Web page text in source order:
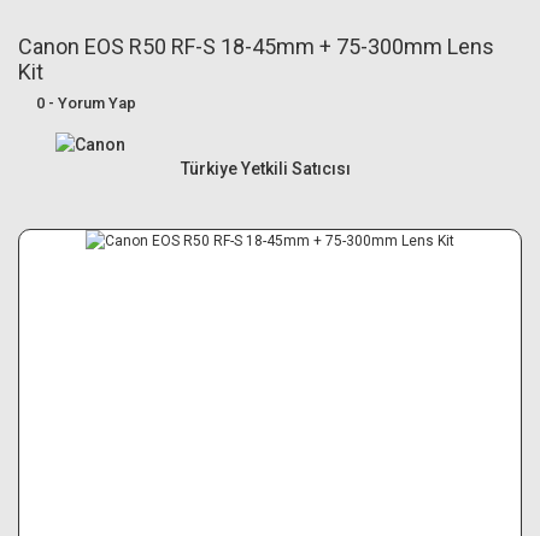
Canon R6 Mark IIIBundle Setler
Alışverişe
Canon EOS R50 RF-S 18-45mm + 75-300mm Lens
Kit
0 - Yorum Yap
Türkiye Yetkili Satıcısı